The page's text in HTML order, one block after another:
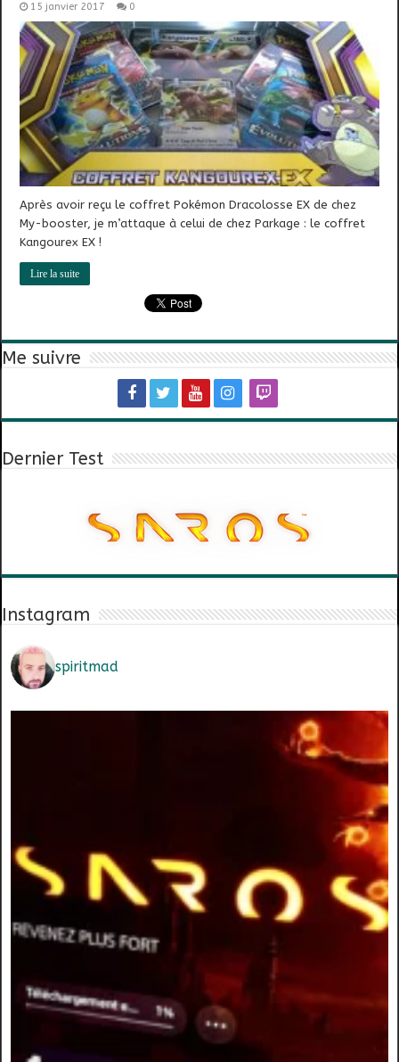
15 janvier 2017 0
Après avoir reçu le coffret Pokémon Dracolosse EX de chez
My-booster, je m’attaque à celui de chez Parkage : le coffret
Kangourex EX !
Lire la suite
Me suivre
Dernier Test
Instagram
spiritmad